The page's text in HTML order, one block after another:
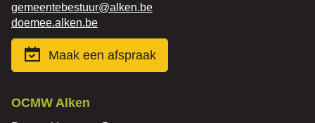
E-
mail
gemeentebestuur@alken.be
Website
doemee.alken.be
Maak een afspraak
Contact
OCMW Alken